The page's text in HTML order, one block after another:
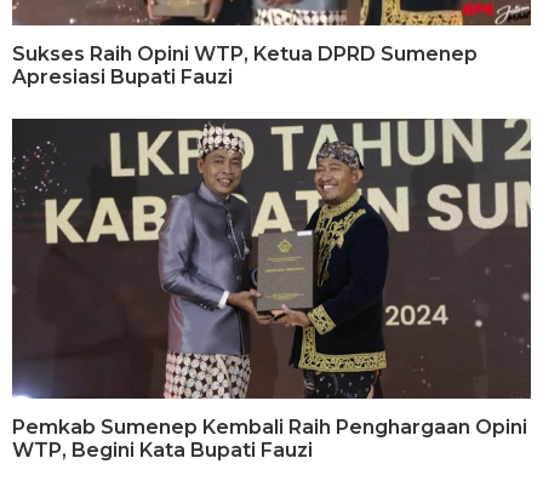
Sukses Raih Opini WTP, Ketua DPRD Sumenep
Apresiasi Bupati Fauzi
Pemkab Sumenep Kembali Raih Penghargaan Opini
WTP, Begini Kata Bupati Fauzi